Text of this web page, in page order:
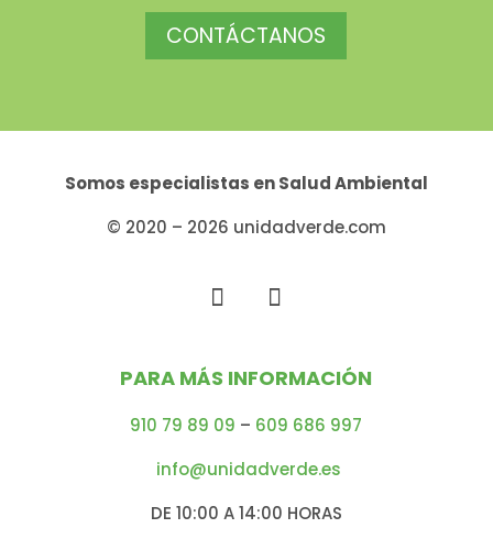
CONTÁCTANOS
Somos especialistas enSalud Ambiental
© 2020 – 2026 unidadverde.com
PARA MÁS INFORMACIÓN
910 79 89 09 – 609 686 997
info@unidadverde.es
DE 10:00 A 14:00 HORAS